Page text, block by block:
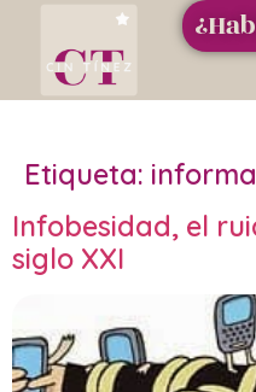
Etiqueta:
Infobesidad, el
siglo XXI